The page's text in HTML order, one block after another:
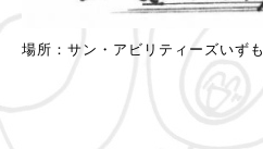
場所：サン・アビリティーズいずも